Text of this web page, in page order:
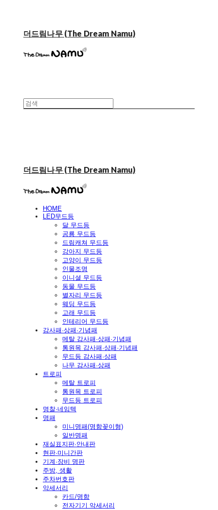
더드림나무 (The Dream Namu)
더드림나무 (The Dream Namu)
HOME
LED무드등
달 무드등
공룡 무드등
드림캐쳐 무드등
강아지 무드등
고양이 무드등
인물조명
이니셜 무드등
동물 무드등
별자리 무드등
웨딩 무드등
고래 무드등
인테리어 무드등
감사패·상패·기념패
메탈 감사패·상패·기념패
통원목 감사패·상패·기념패
무드등 감사패·상패
나무 감사패·상패
트로피
메탈 트로피
통원목 트로피
무드등 트로피
명찰·네임텍
명패
미니명패(명함꽂이형)
일반명패
재실표지판·안내판
현판·미니간판
기계·장비 명판
주방, 생활
주차번호판
악세서리
카드/명함
전자기기 악세서리